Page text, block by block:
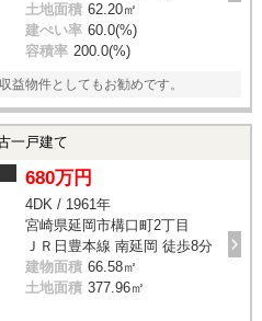
土地面積 62.20㎡
建ぺい率 60.0(%)
容積率 200.0(%)
益物件としてもお勧めです。
一戸建て
680万円
4DK / 1961年
宮崎県延岡市構口町2丁目
ＪＲ日豊本線 南延岡 徒歩8分
建物面積 66.58㎡
土地面積 377.96㎡